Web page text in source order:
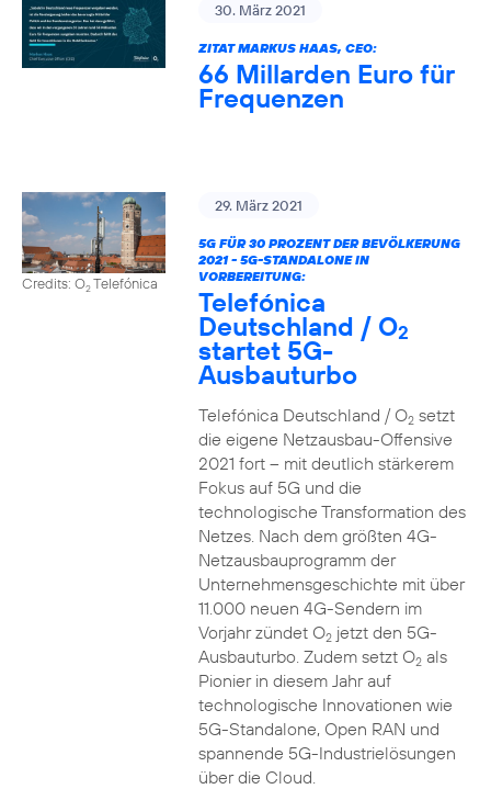
30. März 2021
ZITAT MARKUS HAAS, CEO:
66 Millarden Euro für
Frequenzen
Credits: O2Telefónica
29. März 2021
5G FÜR 30 PROZENT DER BEVÖLKERUNG
2021 - 5G-STANDALONE IN
VORBEREITUNG:
Telefónica
Deutschland / O2
startet 5G-
Ausbauturbo
Telefónica Deutschland / O2setzt
die eigene Netzausbau-Offensive
2021 fort – mit deutlich stärkerem
Fokus auf 5G und die
technologische Transformation des
Netzes. Nach dem größten 4G-
Netzausbauprogramm der
Unternehmensgeschichte mit über
11.000 neuen 4G-Sendern im
Vorjahr zündet O2jetzt den 5G-
Ausbauturbo. Zudem setzt O2als
Pionier in diesem Jahr auf
technologische Innovationen wie
5G-Standalone, Open RAN und
spannende 5G-Industrielösungen
über die Cloud.